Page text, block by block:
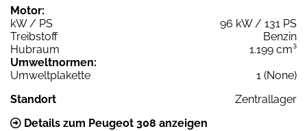
Motor:
kW / PS
96 kW / 131 PS
Treibstoff
Benzin
Hubraum
1.199 cm³
Umweltnormen:
Umweltplakette
1 (None)
Standort
Zentrallager
Details zum Peugeot 308 anzeigen